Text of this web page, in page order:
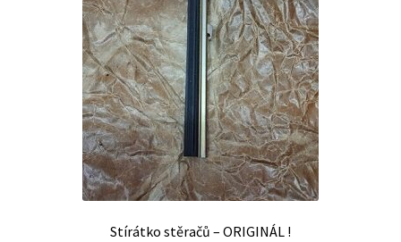
Stírátko stěračů – ORIGINÁL !